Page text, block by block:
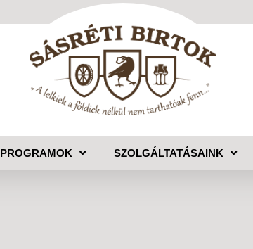
PROGRAMOK SZOLGÁLTATÁSAINK